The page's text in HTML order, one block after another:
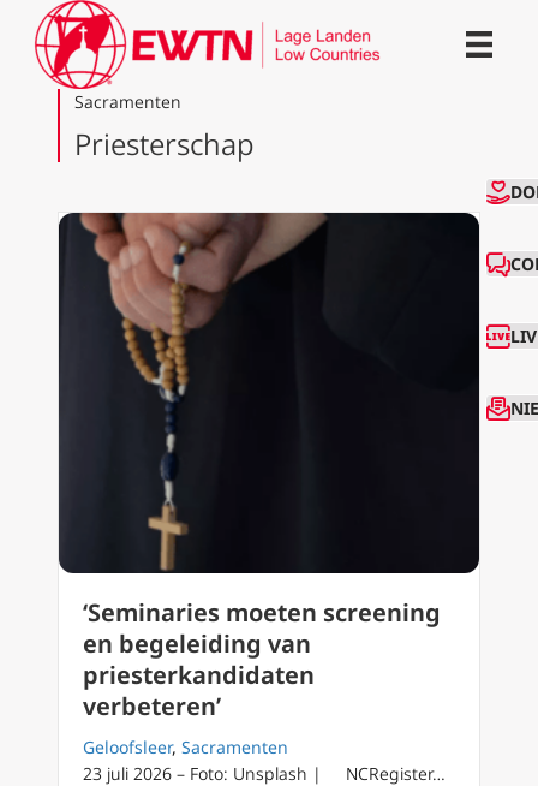
Sacramenten
Priesterschap
‘Seminaries moeten screening
en begeleiding van
priesterkandidaten
verbeteren’
Geloofsleer, Sacramenten
23 juli 2026 – Foto: Unsplash | NCRegister…